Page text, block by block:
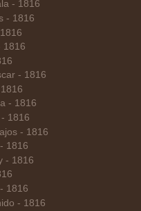
- 1816
- 1816
1816
- 1816
- 1816
1816
- 1816
1816
- 1816
1816
- 1816